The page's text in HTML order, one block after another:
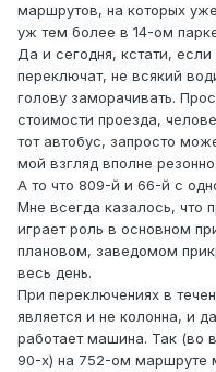
маршрутов, на которых
уж тем более в 14-ом
Да и сегодня, кстати,
переключат, не всякий
голову заморачивать.
стоимости проезда,
тот автобус, запросто
мой взгляд вполне резонно.
А то что 809-й и 66-й с
Мне всегда казалось, что
играет роль в основном
плановом, заведомом
весь день.
При переключениях в
является и не колонна, и
работает машина. Так (во
90-х) на 752-ом маршруте